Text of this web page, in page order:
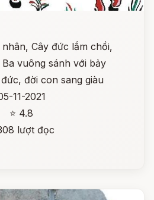
Cây đức lắm chồi,
vuông sánh với bảy
đời con sang giàu
11-2021
⭐ 4.8
lượt đọc